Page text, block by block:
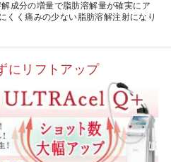
成分の増量で脂肪溶解量が確実にア
くく痛みの少ない脂肪溶解注射になり
にリフトアップ